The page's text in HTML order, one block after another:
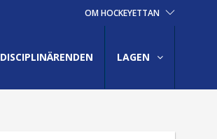
OM HOCKEYETTAN
DISCIPLINÄRENDEN LAGEN